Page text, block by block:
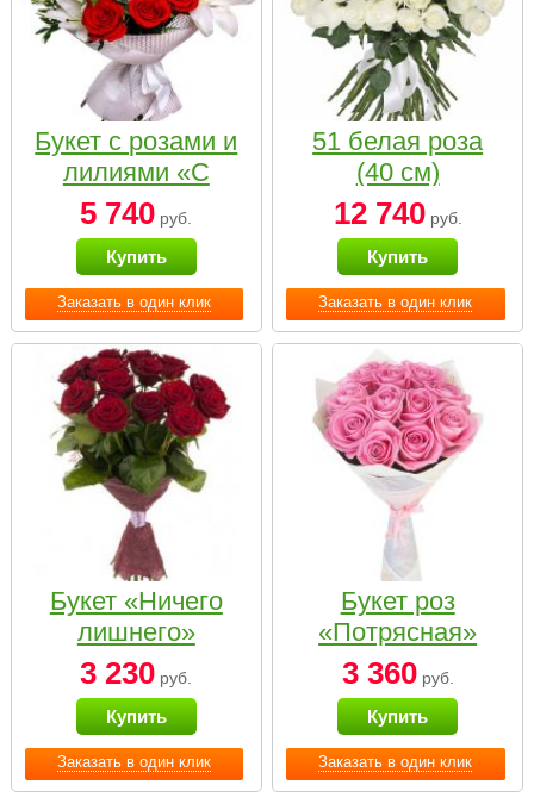
Заказать в один клик
Букет с розами и
лилиями «С
наилучшими
пожеланиями»
5 740 руб.
Купить
Заказать в один клик
51 белая роза
(40 см)
12 740руб.
Купить
Заказать в один клик
Букет «Ничего
лишнего»
3 230 руб.
Купить
Заказать в один клик
Букет роз
«Потрясная»
3 360руб.
Купить